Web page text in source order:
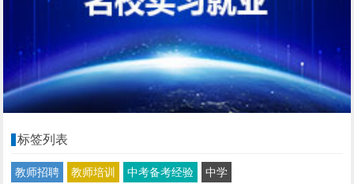
标签列表
教师招聘 教师培训 中考备考经验
中学